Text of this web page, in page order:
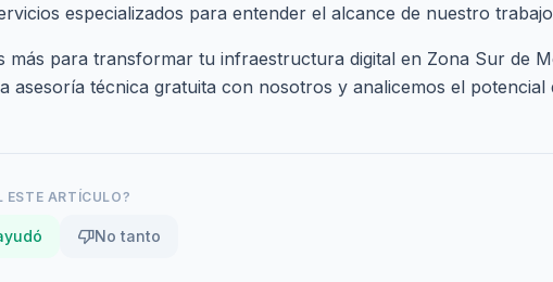
especializados para entender el alcance de nuestro
más para transformar tu infraestructura digital en Zona Sur de
asesoría técnica gratuita con nosotros y analicemos el potencial
ESTE ARTÍCULO?
thumb_downNo tanto